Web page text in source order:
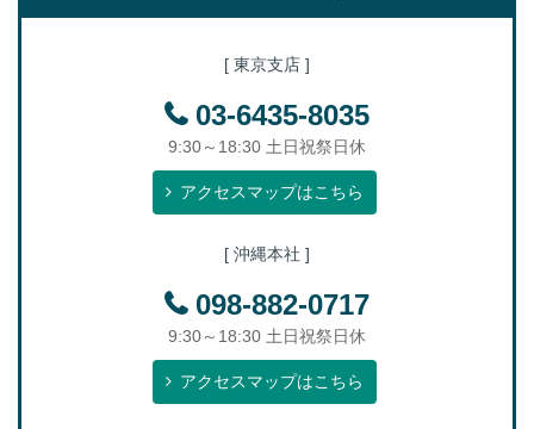
[ 東京支店 ]
03-6435-8035
9:30～18:30 土日祝祭日休
アクセスマップはこちら
[ 沖縄本社 ]
098-882-0717
9:30～18:30 土日祝祭日休
アクセスマップはこちら